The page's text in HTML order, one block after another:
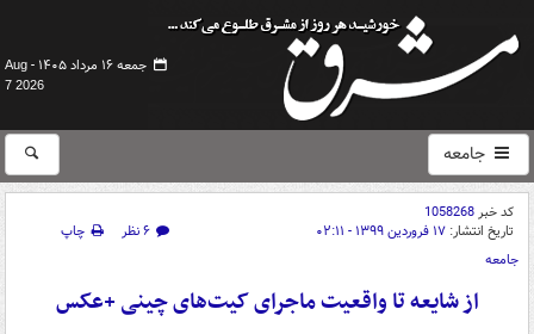
جمعه ۱۶ مرداد ۱۴۰۵ -
Aug
7 2026
جامعه
کد خبر1058268
تاریخ انتشار: ۱۷ فروردین ۱۳۹۹ - ۰۲:۱۱ ۶ نظر
چاپ
جامعه
از شایعه تا واقعیت ماجرای کیت‌های چینی +عکس